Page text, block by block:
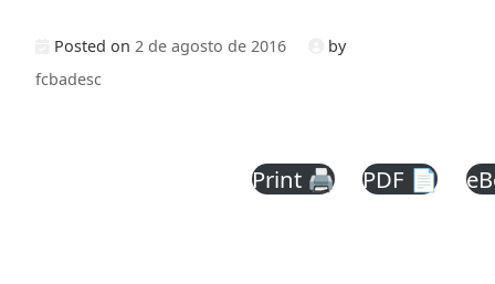
Posted on 2 de agosto de 2016
by
fcbadesc
Print 🖨 PDF 📄